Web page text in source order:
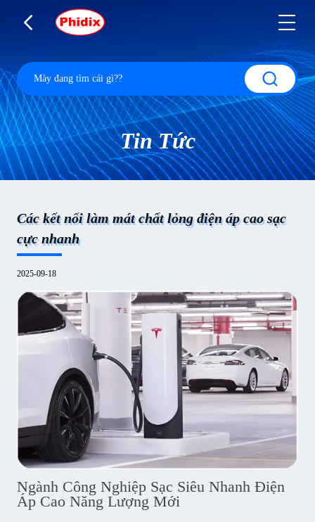
Tin Tức
Các kết nối làm mát chất lỏng điện áp cao sạc
cực nhanh
2025-09-18
Ngành Công Nghiệp Sạc Siêu Nhanh Điện
Áp Cao Năng Lượng Mới